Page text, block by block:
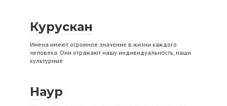
Курускан
Имена имеют огромное значение в жизни каждого
человека. Они отражают нашу индивидуальность, наши
культурные
Наур